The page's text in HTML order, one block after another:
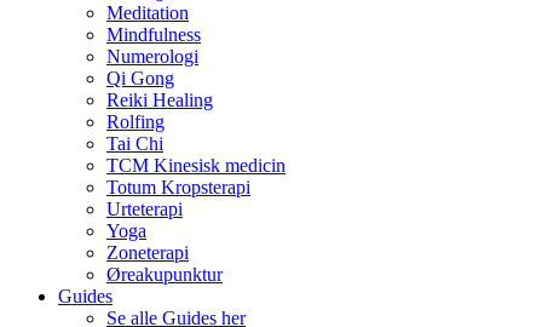
Meditation
Mindfulness
Numerologi
Qi Gong
Reiki Healing
Rolfing
Tai Chi
TCM Kinesisk medicin
Totum Kropsterapi
Urteterapi
Yoga
Zoneterapi
Øreakupunktur
Guides
Se alle Guides her